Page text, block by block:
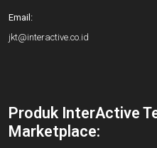
Email:
jkt@interactive.co.id
Produk InterActive
Marketplace: